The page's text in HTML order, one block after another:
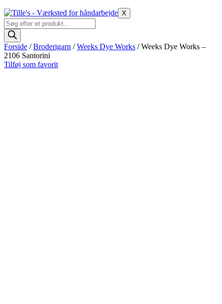
X
Products
search
Forside /Broderigarn /Weeks Dye Works / Weeks Dye Works –
2106 Santorini
Tilføj som favorit